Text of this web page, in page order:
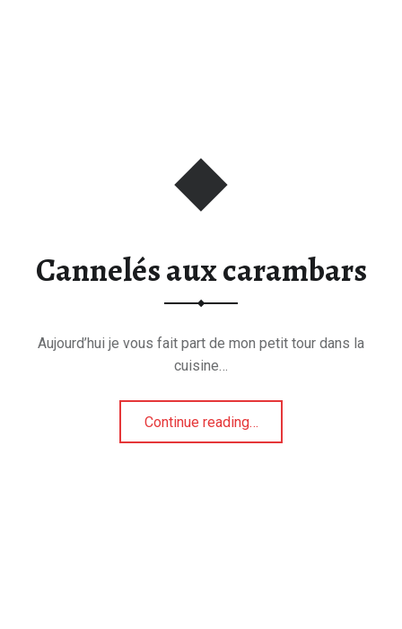
Cannelés aux carambars
Aujourd’hui je vous fait part de mon petit tour dans la
cuisine…
Continue reading…